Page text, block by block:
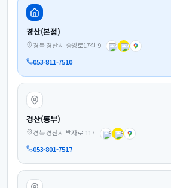
경산(본점)
경북 경산시 중앙로17길 9
053-811-7510
경산(동부)
경북 경산시 백자로 117
053-801-7517